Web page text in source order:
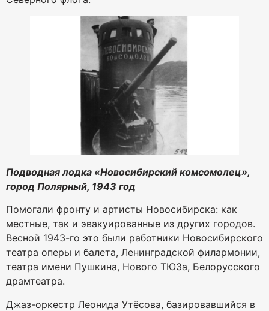
Подводная лодка «Новосибирский комсомолец»,
город Полярный, 1943 год
Помогали фронту и артисты Новосибирска: как
местные, так и эвакуированные из других городов.
Весной 1943-го это были работники Новосибирского
театра оперы и балета, Ленинградской филармонии,
театра имени Пушкина, Нового ТЮЗа, Белорусского
драмтеатра.
Джаз-оркестр Леонида Утёсова, базировавшийся в